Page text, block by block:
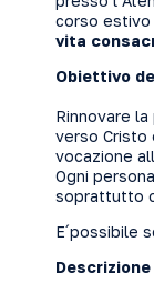
corso
vita
Obiettivo
Rinnovare
verso Cristo
vocazione
Ogni
soprattutto
E´possibile